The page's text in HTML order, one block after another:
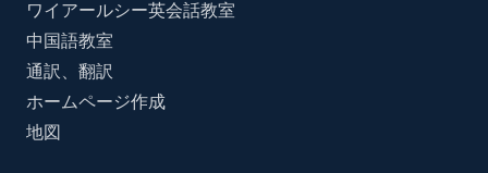
ワイアールシー英会話教室
中国語教室
通訳、翻訳
ホームページ作成
地図